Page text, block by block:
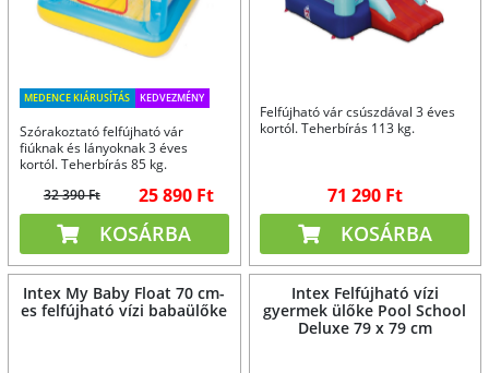
MEDENCE KIÁRUSÍTÁS KEDVEZMÉNY
Szórakoztató felfújható vár
fiúknak és lányoknak 3 éves
kortól. Teherbírás 85 kg.
32 390 Ft
25 890 Ft
KOSÁRBA
Felfújható vár csúszdával 3 éves
kortól. Teherbírás 113 kg.
71 290 Ft
KOSÁRBA
Intex My Baby Float 70 cm-
es felfújható vízi babaülőke
Intex Felfújható vízi
gyermek ülőke Pool School
Deluxe 79 x 79 cm